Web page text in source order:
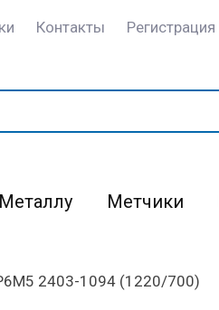
Контакты Регистрация
Метчики
2403-1094 (1220/700)